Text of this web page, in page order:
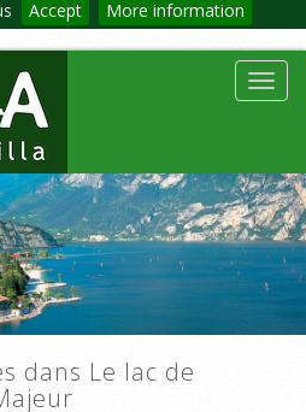
Accept More information
dans Le lac de